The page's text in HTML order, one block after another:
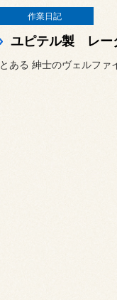
作業日記
ユピテル製 レー
とある 紳士のヴェルファ